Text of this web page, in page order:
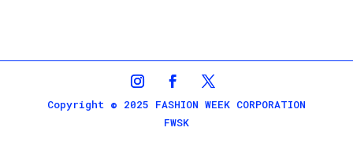
Copyright © 2025 FASHION WEEK CORPORATION
FWSK